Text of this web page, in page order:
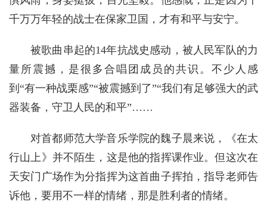
千万万年轻的战士在保家卫国，才有和平与安宁。
被歌曲串起的14年抗战史感动，被人民军队的力
量所震撼，是很多合唱团成员的共识。不少人感
到“有一种战栗感”“被震撼到了”“我们有足够强大的武
器装备，守卫人民的和平”……
对首都师范大学音乐学院的魏子晨来说，《在太
行山上》并不陌生，这是他的指挥课作业。但这次在
天安门广场作为分指挥为这首曲子挥拍，指导老师告
诉他，要用不一样的情绪，那是胜利者的情绪。